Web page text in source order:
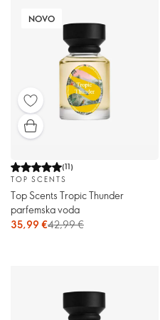
NOVO
(11)
TOP SCENTS
Top Scents Tropic Thunder
parfemska voda
35,99 €42,99 €